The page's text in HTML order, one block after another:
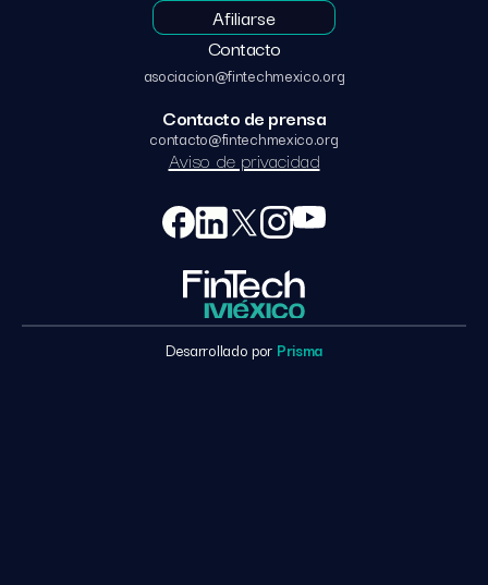
Afiliarse
Contacto
asociacion@fintechmexico.org
Contacto de prensa
contacto@fintechmexico.org
Aviso de privacidad
Desarrollado por Prisma